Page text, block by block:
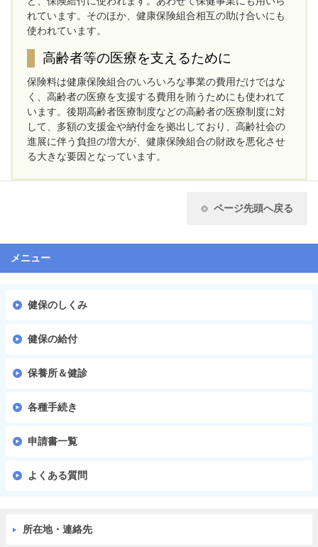
れています。そのほか、健康保険組合相互の助け合いにも
使われています。
高齢者等の医療を支えるために
保険料は健康保険組合のいろいろな事業の費用だけではな
く、高齢者の医療を支援する費用を賄うためにも使われて
います。後期高齢者医療制度などの高齢者の医療制度に対
して、多額の支援金や納付金を拠出しており、高齢社会の
進展に伴う負担の増大が、健康保険組合の財政を悪化させ
る大きな要因となっています。
ページ先頭へ戻る
メニュー
健保のしくみ
健保の給付
保養所＆健診
各種手続き
申請書一覧
よくある質問
所在地・連絡先